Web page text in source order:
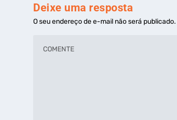
Deixe uma resposta
O seu endereço de e-mail não será publicado.